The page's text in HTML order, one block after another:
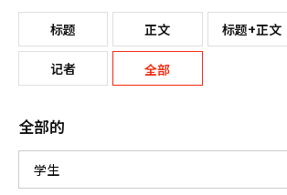
标题 正文 标题+正文
记者 全部
全部的